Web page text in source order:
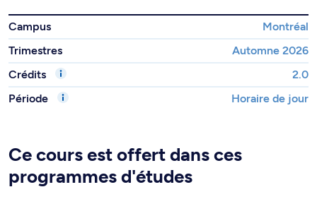
Campus
Montréal
Trimestres
Automne 2026
Crédits
2.0
Période
Horaire de jour
Ce cours est offert dans ces
programmes d'études